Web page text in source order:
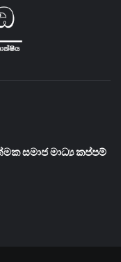
සමාජ මාධ්‍ය කප්පම්